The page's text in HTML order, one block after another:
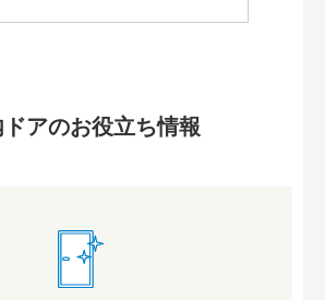
アのお役立ち情報